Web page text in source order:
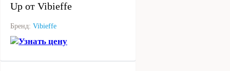
Up от Vibieffe
Бренд: Vibieffe
Узнать цену